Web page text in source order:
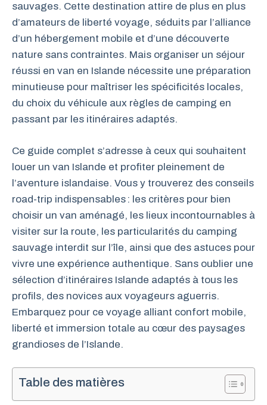
sauvages. Cette destination attire de plus en plus
d’amateurs de liberté voyage, séduits par l’alliance
d’un hébergement mobile et d’une découverte
nature sans contraintes. Mais organiser un séjour
réussi en van en Islande nécessite une préparation
minutieuse pour maîtriser les spécificités locales,
du choix du véhicule aux règles de camping en
passant par les itinéraires adaptés.
Ce guide complet s’adresse à ceux qui souhaitent
louer un van Islande et profiter pleinement de
l’aventure islandaise. Vous y trouverez des conseils
road-trip indispensables : les critères pour bien
choisir un van aménagé, les lieux incontournables à
visiter sur la route, les particularités du camping
sauvage interdit sur l’île, ainsi que des astuces pour
vivre une expérience authentique. Sans oublier une
sélection d’itinéraires Islande adaptés à tous les
profils, des novices aux voyageurs aguerris.
Embarquez pour ce voyage alliant confort mobile,
liberté et immersion totale au cœur des paysages
grandioses de l’Islande.
Table des matières